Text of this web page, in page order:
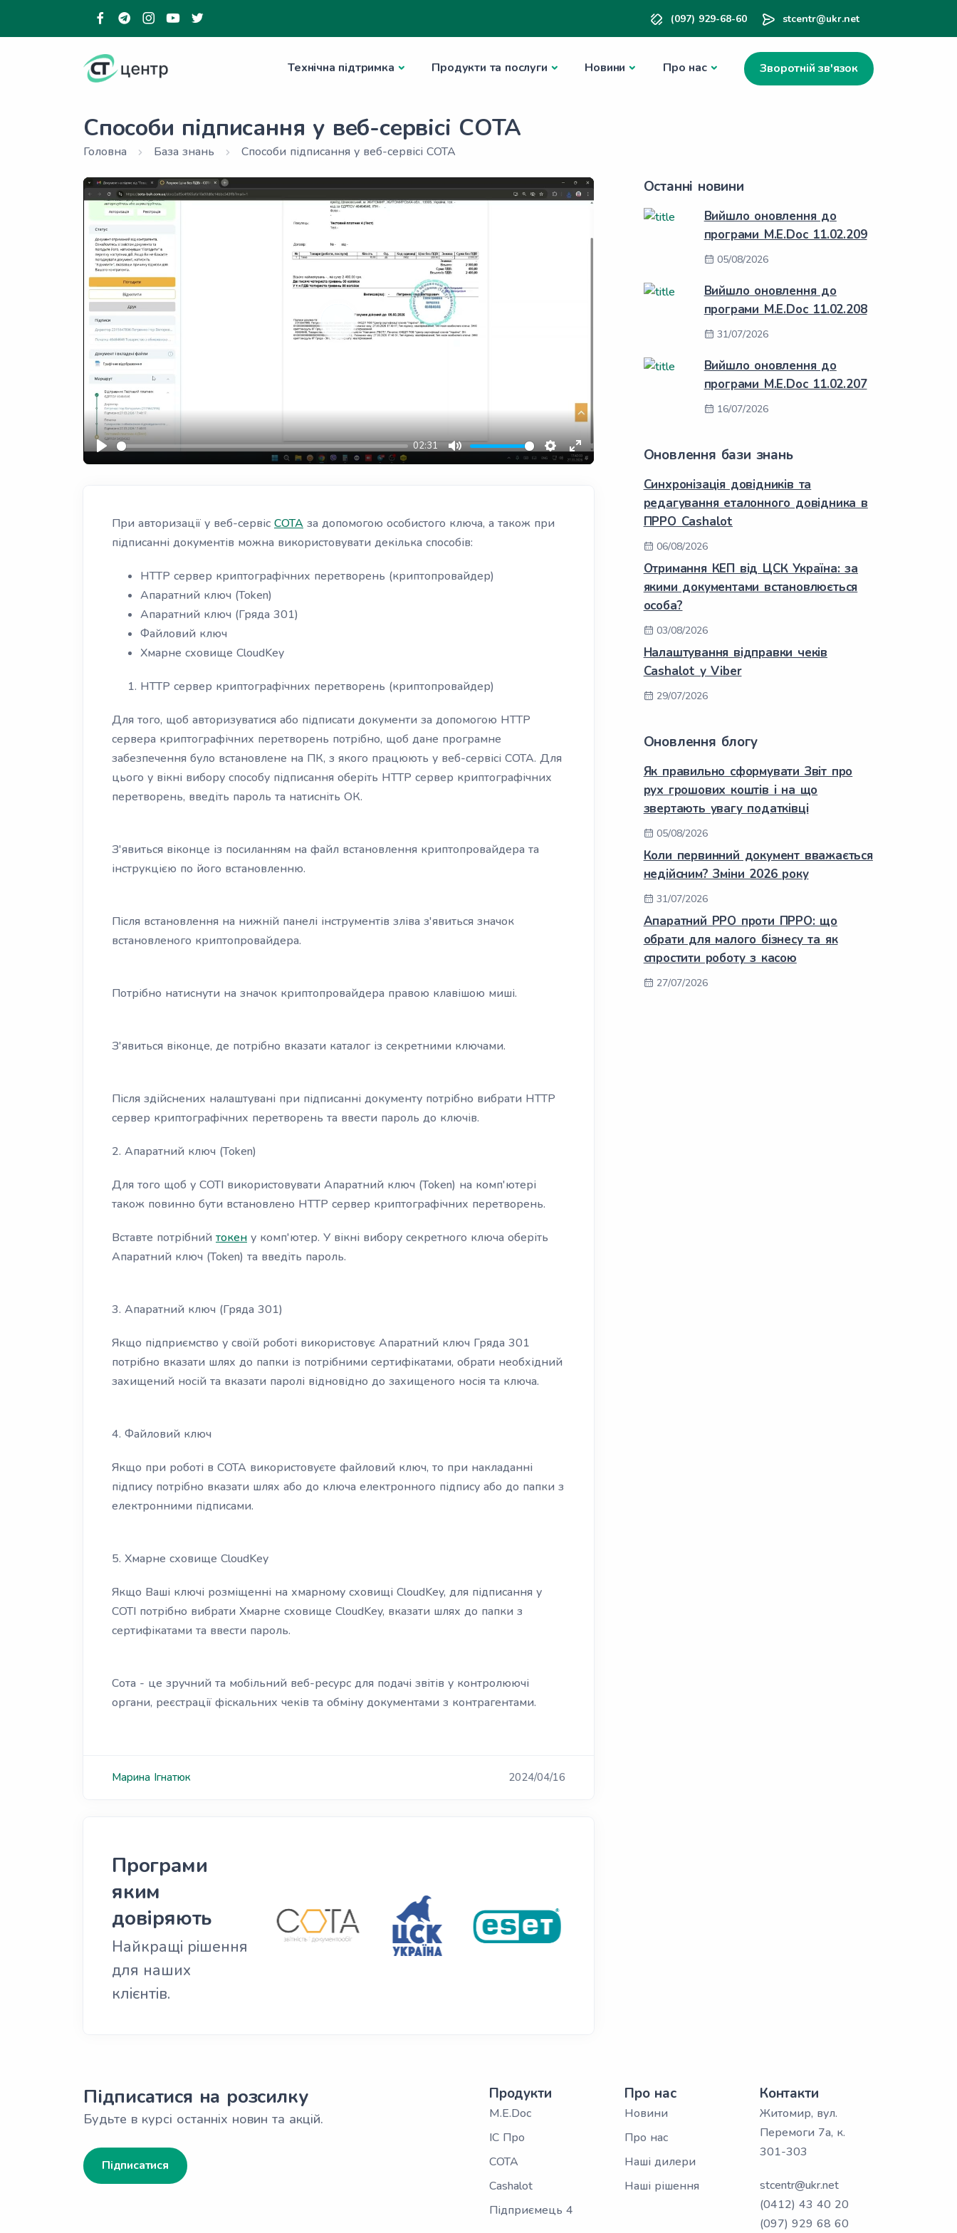
(097) 929-68-60 stcentr@ukr.net
Технічна підтримка Продукти та послуги Новини Про нас Зворотній зв'язок
Способи підписання у веб-сервісі СОТА
Головна База знань Способи підписання у веб-сервісі СОТА
Play
02:31
Mute Settings
Enter
Play
При авторизації у веб-сервіс СОТА за допомогою особистого ключа, а також при
підписанні документів можна використовувати декілька способів:
HTTP сервер криптографічних перетворень (криптопровайдер)
Апаратний ключ (Token)
Апаратний ключ (Гряда 301)
Файловий ключ
Хмарне сховище CloudKey
HTTP сервер криптографічних перетворень (криптопровайдер)
Для того, щоб авторизуватися або підписати документи за допомогою HTTP
сервера криптографічних перетворень потрібно, щоб дане програмне
забезпечення було встановлене на ПК, з якого працюють у веб-сервісі СОТА. Для
цього у вікні вибору способу підписання оберіть HTTP сервер криптографічних
перетворень, введіть пароль та натисніть ОК.
З'явиться віконце із посиланням на файл встановлення криптопровайдера та
інструкцією по його встановленню.
Після встановлення на нижній панелі інструментів зліва з'явиться значок
встановленого криптопровайдера.
Потрібно натиснути на значок криптопровайдера правою клавішою миші.
З'явиться віконце, де потрібно вказати каталог із секретними ключами.
Після здійснених налаштувані при підписанні документу потрібно вибрати HTTP
сервер криптографічних перетворень та ввести пароль до ключів.
2. Апаратний ключ (Token)
Для того щоб у СОТІ використовувати Апаратний ключ (Token) на комп'ютері
також повинно бути встановлено HTTP сервер криптографічних перетворень.
Вставте потрібний токен у комп'ютер. У вікні вибору секретного ключа оберіть
Апаратний ключ (Token) та введіть пароль.
3. Апаратний ключ (Гряда 301)
Якщо підприємство у своїй роботі використовує Апаратний ключ Гряда 301
потрібно вказати шлях до папки із потрібними сертифікатами, обрати необхідний
захищений носій та вказати паролі відновідно до захищеного носія та ключа.
4. Файловий ключ
Якщо при роботі в СОТА використовуєте файловий ключ, то при накладанні
підпису потрібно вказати шлях або до ключа електронного підпису або до папки з
електронними підписами.
5. Хмарне сховище CloudKey
Якщо Ваші ключі розміщенні на хмарному сховищі CloudKey, для підписання у
СОТІ потрібно вибрати Хмарне сховище CloudKey, вказати шлях до папки з
сертифікатами та ввести пароль.
Сота - це зручний та мобільний веб-ресурс для подачі звітів у контролюючі
органи, реєстрації фіскальних чеків та обміну документами з контрагентами.
Марина Ігнатюк 2024/04/16
Програми
яким
довіряють
Найкращі рішення
для наших
клієнтів.
Останні новини
Вийшло оновлення до
програми M.E.Doc 11.02.209
05/08/2026
Вийшло оновлення до
програми M.E.Doc 11.02.208
31/07/2026
Вийшло оновлення до
програми M.E.Doc 11.02.207
16/07/2026
Оновлення бази знань
Синхронізація довідників та
редагування еталонного довідника в
ПРРО Cashalot
06/08/2026
Отримання КЕП від ЦСК Україна: за
якими документами встановлюється
особа?
03/08/2026
Налаштування відправки чеків
Cashalot у Viber
29/07/2026
Оновлення блогу
Як правильно сформувати Звіт про
рух грошових коштів і на що
звертають увагу податківці
05/08/2026
Коли первинний документ вважається
недійсним? Зміни 2026 року
31/07/2026
Апаратний РРО проти ПРРО: що
обрати для малого бізнесу та як
спростити роботу з касою
27/07/2026
Підписатися на розсилку
Будьте в курсі останніх новин та акцій.
Підписатися
Продукти
M.E.Doc
ІС Про
СОТА
Cashalot
Підприємець 4
Про нас
Новини
Про нас
Наші дилери
Наші рішення
Контакти
Житомир, вул.
Перемоги 7а, к.
301-303
stcentr@ukr.net
(0412) 43 40 20
(097) 929 68 60